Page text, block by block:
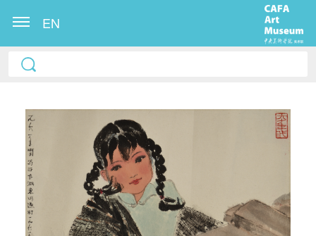
EN
快捷登录 帐号密码登录